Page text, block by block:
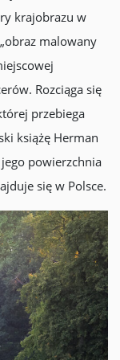
krajobrazu w
malowany
Rozciąga się
przebiega
książę Herman
powierzchnia
się w Polsce.